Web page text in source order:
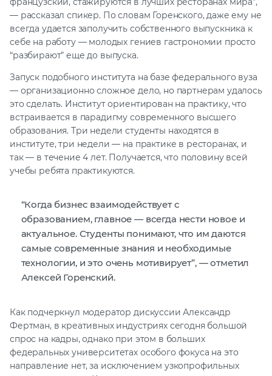
— рассказал спикер. По словам Горенского, даже ему не
всегда удается заполучить собственного выпускника к
себе на работу — молодых гениев гастрономии просто
“разбирают” еще до выпуска.
Запуск подобного института на базе федерального вуза
— организационно сложное дело, но партнерам удалось
это сделать. Институт ориентирован на практику, что
встраивается в парадигму современного высшего
образования. Три недели студенты находятся в
институте, три недели — на практике в ресторанах, и
так — в течение 4 лет. Получается, что половину всей
учебы ребята практикуются.
“Когда бизнес взаимодействует с
образованием, главное — всегда нести новое и
актуальное. Студенты понимают, что им даются
самые современные знания и необходимые
технологии, и это очень мотивирует”, — отметил
Алексей Горенский.
Как подчеркнул модератор дискуссии Александр
Фертман, в креативных индустриях сегодня большой
спрос на кадры, однако при этом в больших
федеральных университетах особого фокуса на это
направление нет, за исключением узкопрофильных